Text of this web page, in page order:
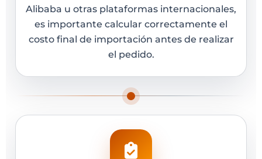
Alibaba u otras plataformas internacionales,
es importante calcular correctamente el
costo final de importación antes de realizar
el pedido.